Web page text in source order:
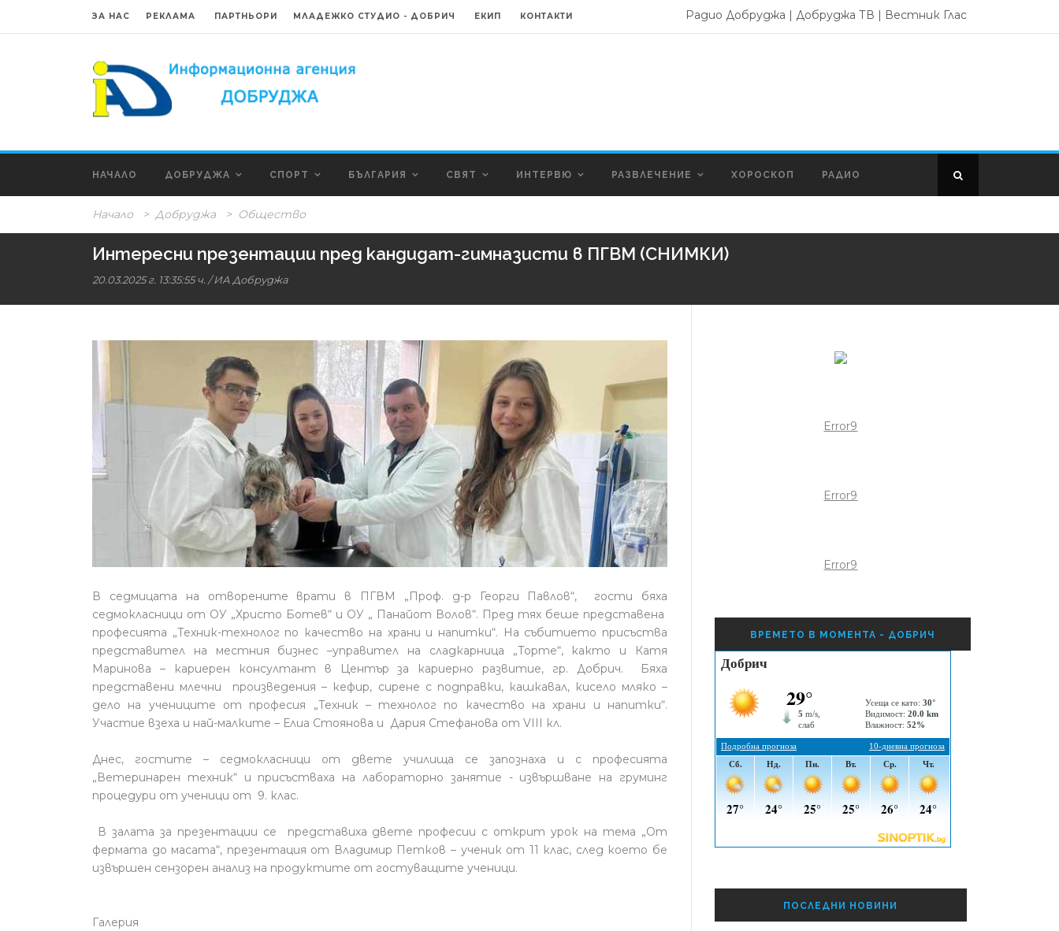
ЗА НАС РЕКЛАМА ПАРТНЬОРИ МЛАДЕЖКО СТУДИО - ДОБРИЧ ЕКИП КОНТАКТИ Радио Добруджа | Добруджа ТВ | Вестник Глас
НАЧАЛО ДОБРУДЖА СПОРТ БЪЛГАРИЯ СВЯТ ИНТЕРВЮ РАЗВЛЕЧЕНИЕ ХОРОСКОП РАДИО
Начало > Добруджа > Общество
Интересни презентации пред кандидат-гимназисти в ПГВМ (СНИМКИ)
20.03.2025 г. 13:35:55 ч. /ИА Добруджа
В седмицата на отворените врати в ПГВМ „Проф. д-р Георги Павлов“, гости бяха
седмокласници от ОУ „Христо Ботев“ и ОУ „ Панайот Волов“. Пред тях беше представена
професията „Техник-технолог по качество на храни и напитки“. На събитието присъства
представител на местния бизнес –управител на сладкарница „Торте“, както и Катя
Маринова – кариерен консултант в Център за кариерно развитие, гр. Добрич. Бяха
представени млечни произведения – кефир, сирене с подправки, кашкавал, кисело мляко –
дело на учениците от професия „Техник – технолог по качество на храни и напитки“.
Участие взеха и най-малките – Елиа Стоянова и Дария Стефанова от VIII кл.
Днес, гостите – седмокласници от двете училища се запознаха и с професията
„Ветеринарен техник“ и присъстваха на лабораторно занятие - извършване на груминг
процедури от ученици от 9. клас.
В залата за презентации се представиха двете професии с открит урок на тема „От
фермата до масата“, презентация от Владимир Петков – ученик от 11 клас, след което бе
извършен сензорен анализ на продуктите от гостуващите ученици.
Галерия
Error9
Error9
Error9
ВРЕМЕТО В МОМЕНТА - ДОБРИЧ
ПОСЛЕДНИ НОВИНИ